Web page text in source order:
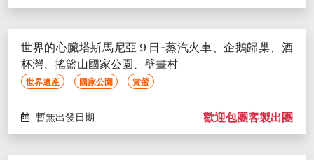
10/17, 10/24
世界的心臟塔斯馬尼亞９日-蒸汽火車、企鵝歸巢、酒
杯灣、搖籃山國家公園、壁畫村
世界遺產 國家公園 賞螢
暫無出發日期 歡迎包團客製出團